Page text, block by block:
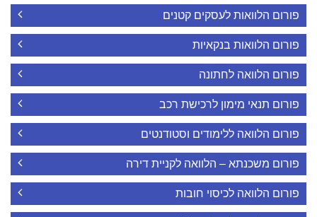
פורום הלוואות לעסקים קטנים
פורום הלוואות בנקאיות
פורום הלוואה לחתונה
פורום תנאי מימון לרכישת רכב
פורום הלוואה ללימודים וסטודנטים
פורום משכנתא – הלוואה לקניית דירה
פורום הלוואה לכיסוי חובות